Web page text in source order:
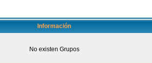
Información
No existen Grupos